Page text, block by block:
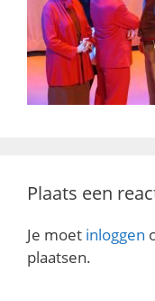
Plaats een
Je moet inloggen
plaatsen.